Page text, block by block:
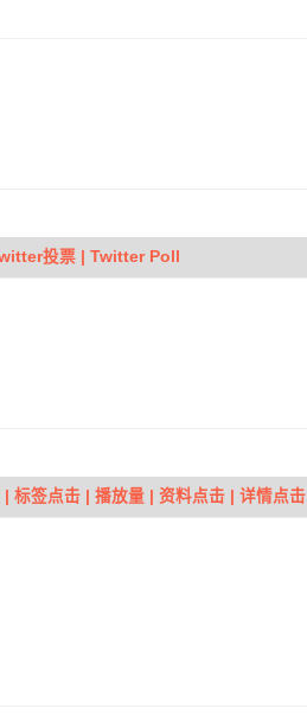
投票 | Twitter Poll
标签点击 | 播放量 | 资料点击 | 详情点击